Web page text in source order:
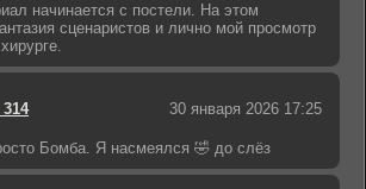
начинается с постели. На этом
сценаристов и лично мой просмотр
30 января 2026 17:25
Бомба. Я насмеялся 🤣 до слёз